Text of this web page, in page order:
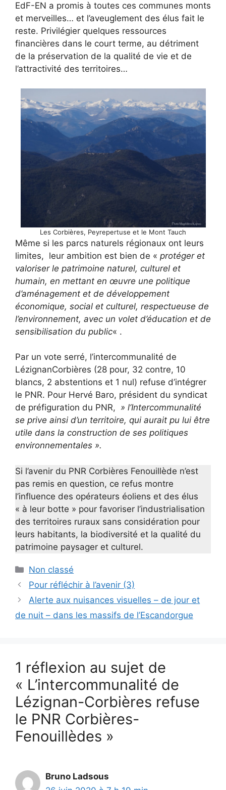
EdF-EN a promis à toutes ces communes monts
et merveilles… et l’aveuglement des élus fait le
reste. Privilégier quelques ressources
financières dans le court terme, au détriment
de la préservation de la qualité de vie et de
l’attractivité des territoires…
Les Corbières, Peyrepertuse et le Mont Tauch
Même si les parcs naturels régionaux ont leurs
limites, leur ambition est bien de « protéger et
valoriser le patrimoine naturel, culturel et
humain, en mettant en œuvre une politique
d’aménagement et de développement
économique, social et culturel, respectueuse de
l’environnement, avec un volet d’éducation et de
sensibilisation du public« .
Par un vote serré, l’intercommunalité de
LézignanCorbières (28 pour, 32 contre, 10
blancs, 2 abstentions et 1 nul) refuse d’intégrer
le PNR. Pour Hervé Baro, président du syndicat
de préfiguration du PNR, » l’Intercommunalité
se prive ainsi d’un territoire, qui aurait pu lui être
utile dans la construction de ses politiques
environnementales ».
Si l’avenir du PNR Corbières Fenouillède n’est
pas remis en question, ce refus montre
l’influence des opérateurs éoliens et des élus
« à leur botte » pour favoriser l’industrialisation
des territoires ruraux sans considération pour
leurs habitants, la biodiversité et la qualité du
patrimoine paysager et culturel.
Catégories
Non classé
Pour réfléchir à l’avenir (3)
Alerte aux nuisances visuelles – de jour et
de nuit – dans les massifs de l’Escandorgue
1 réflexion au sujet de
« L’intercommunalité de
Lézignan-Corbières refuse
le PNR Corbières-
Fenouillèdes »
Bruno Ladsous